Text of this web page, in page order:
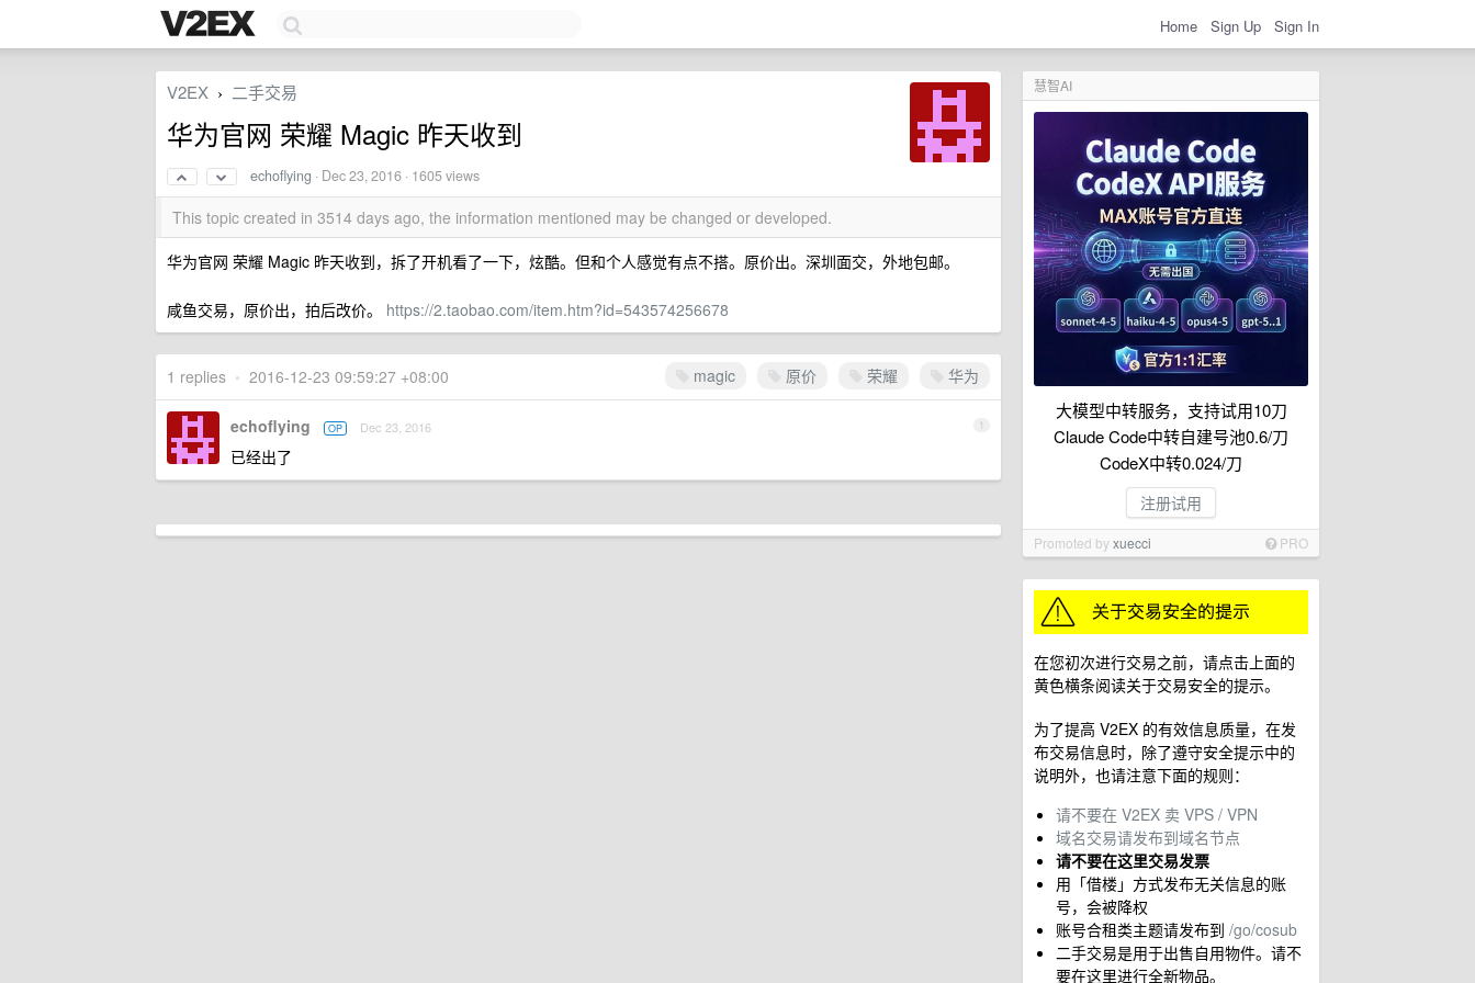
Home Sign Up Sign In
慧智AI
大模型中转服务，支持试用10刀
Claude Code中转自建号池0.6/刀
CodeX中转0.024/刀
注册试用
Promoted byxuecci PRO
在您初次进行交易之前，请点击上面的
黄色横条阅读关于交易安全的提示。
为了提高 V2EX 的有效信息质量，在发
布交易信息时，除了遵守安全提示中的
说明外，也请注意下面的规则：
请不要在 V2EX 卖 VPS / VPN
域名交易请发布到域名节点
请不要在这里交易发票
用「借楼」方式发布无关信息的账
号，会被降权
账号合租类主题请发布到 /go/cosub
二手交易是用于出售自用物件。请不
要在这里进行全新物品。
V2EX › 二手交易
华为官网 荣耀 Magic 昨天收到
echoflying · Dec 23, 2016 · 1605 views
This topic created in 3514 days ago, the information mentioned may be changed or developed.
华为官网 荣耀 Magic 昨天收到，拆了开机看了一下，炫酷。但和个人感觉有点不搭。原价出。深圳面交，外地包邮。
咸鱼交易，原价出，拍后改价。 https://2.taobao.com/item.htm?id=543574256678
magic 原价 荣耀 华为
1 replies • 2016-12-23 09:59:27 +08:00
1
echoflying OP Dec 23, 2016
已经出了